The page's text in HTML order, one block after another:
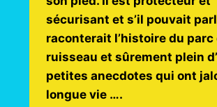
sécurisant et s’il pouvait
raconterait l’histoire du parc
ruisseau et sûrement plein
petites anecdotes qui ont
longue vie ….